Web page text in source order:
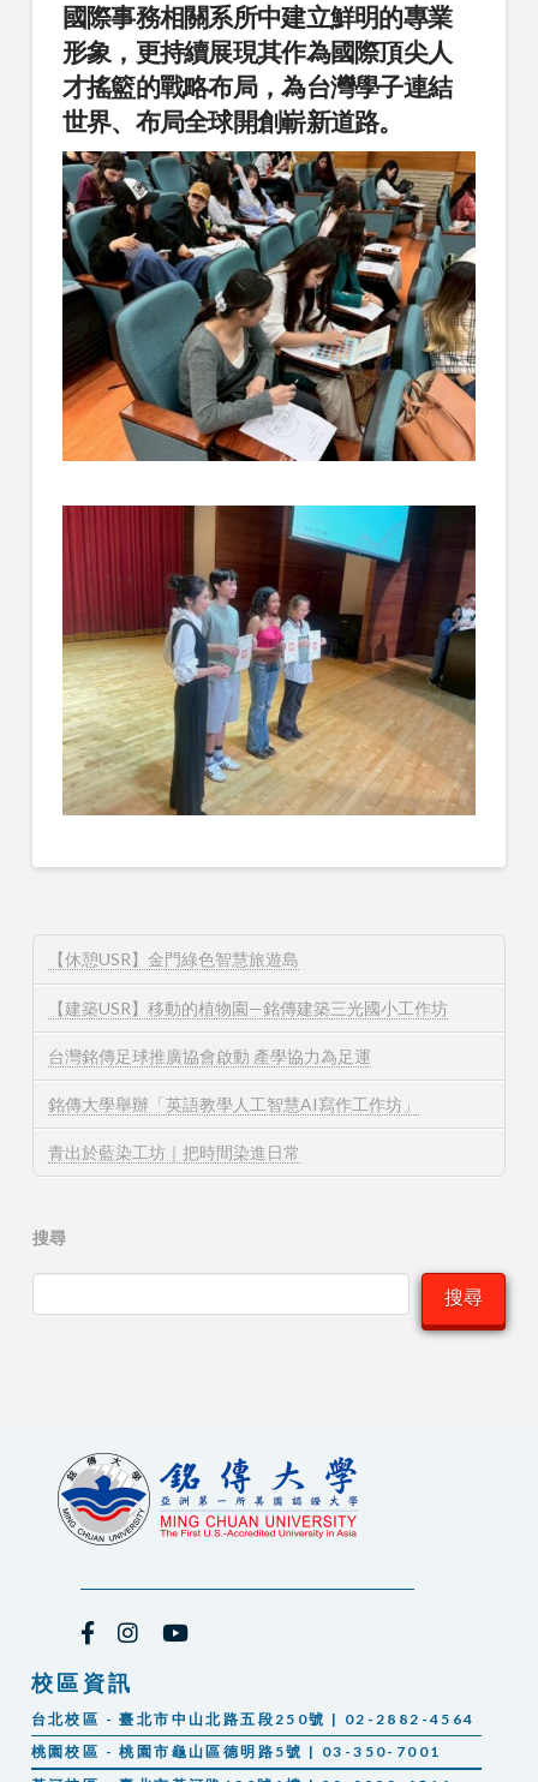
國際事務相關系所中建立鮮明的專業
形象，更持續展現其作為國際頂尖人
才搖籃的戰略布局，為台灣學子連結
世界、布局全球開創嶄新道路。
【休憩USR】金門綠色智慧旅遊島
【建築USR】移動的植物園—銘傳建築三光國小工作坊
台灣銘傳足球推廣協會啟動 產學協力為足運
銘傳大學舉辦「英語教學人工智慧AI寫作工作坊」
青出於藍染工坊｜把時間染進日常
搜尋
搜尋
校區資訊
台北校區 - 臺北市中山北路五段250號 | 02-2882-4564
桃園校區 - 桃園市龜山區德明路5號 | 03-350-7001